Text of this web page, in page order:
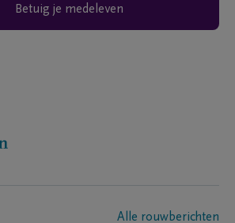
Betuig je medeleven
Alle rouwberichten